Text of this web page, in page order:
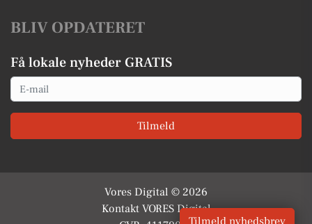
BLIV OPDATERET
Få lokale nyheder GRATIS
Email
Tilmeld
Vores Digital © 2026
Kontakt VORES Digital
Tilmeld nyhedsbrev